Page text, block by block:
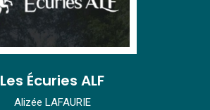
Les Écuries ALF
Alizée LAFAURIE